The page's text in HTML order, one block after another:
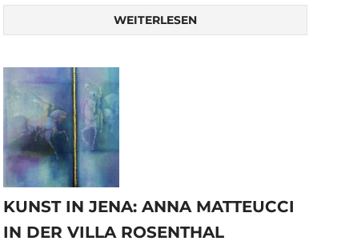
WEITERLESEN
KUNST IN JENA: ANNA MATTEUCCI
IN DER VILLA ROSENTHAL